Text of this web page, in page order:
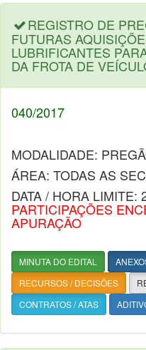
REGISTRO DE
FUTURAS
LUBRIFICANTES
DA FROTA DE
040/2017
MODALIDADE:
ÁREA: TODAS AS
DATA / HORA LIMITE:
PARTICIPAÇÕES
APURAÇÃO
MINUTA DO EDITAL
RECURSOS / DECISÕES
CONTRATOS / ATAS